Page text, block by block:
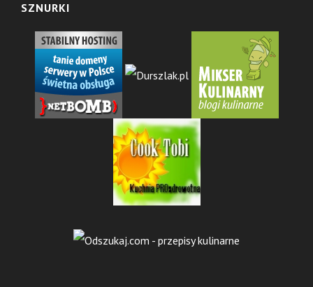
SZNURKI